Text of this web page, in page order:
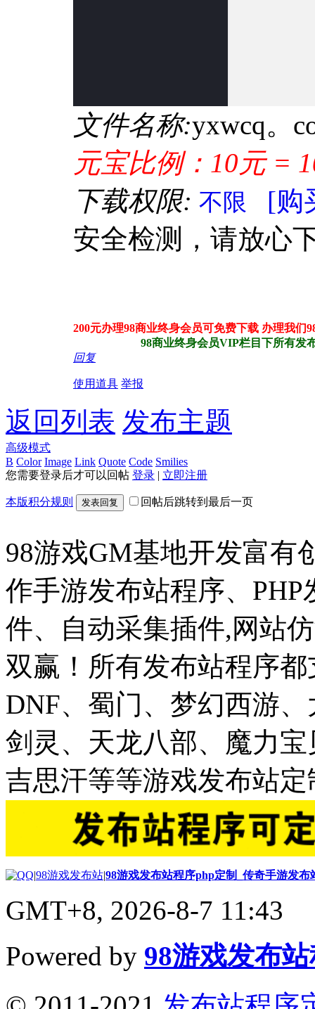
文件名称:yxwcq。
元宝比例：10元 =
下载权限: 不限
[购
安全检测，请放心
200元办理98商业终身会员可免费下载 办理我们
98商业终身会员VIP栏目下所有发布站
回复
使用道具 举报
返回列表 发布主题
高级模式
B Color Image Link Quote Code Smilies
您需要登录后才可以回帖 登录 | 立即注册
本版积分规则 发表回复 回帖后跳转到最后一页
98游戏GM基地开发富有
作手游发布站程序、
件、自动采集插件,网站
双赢！所有发布站程序
DNF、蜀门、梦幻西游
剑灵、天龙八部、魔力
吉思汗等等游戏发布站定
|98游戏发布站|98游戏发布站程序php定制_传奇手游发
GMT+8, 2026-8-7 11:43
Powered by 98游戏发布